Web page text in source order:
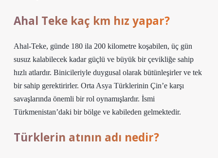
Ahal Teke kaç km hız yapar?
Ahal-Teke, günde 180 ila 200 kilometre koşabilen, üç gün
susuz kalabilecek kadar güçlü ve büyük bir çevikliğe sahip
hızlı atlardır. Binicileriyle duygusal olarak bütünleşirler ve tek
bir sahip gerektirirler. Orta Asya Türklerinin Çin’e karşı
savaşlarında önemli bir rol oynamışlardır. İsmi
Türkmenistan’daki bir bölge ve kabileden gelmektedir.
Türklerin atının adı nedir?